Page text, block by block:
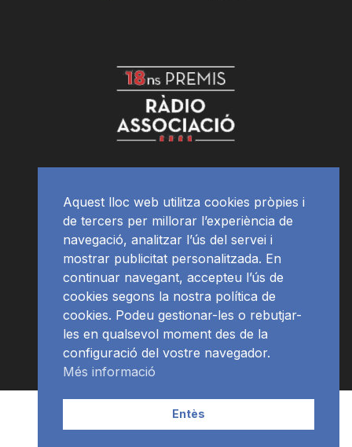
APP Programació
Aquest lloc web utilitza cookies pròpies i
de tercers per millorar l’experiència de
navegació, analitzar l’ús del servei i
mostrar publicitat personalitzada. En
continuar navegant, accepteu l’ús de
cookies segons la nostra política de
cookies. Podeu gestionar-les o rebutjar-
les en qualsevol moment des de la
configuració del vostre navegador.
Més informació
Entès